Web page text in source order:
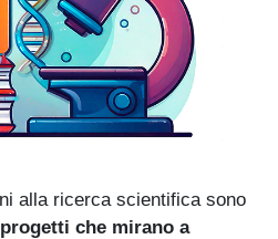
alla ricerca scientifica sono
che mirano a